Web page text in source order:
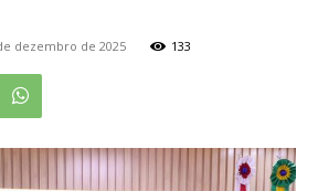
dezembro de 2025 133